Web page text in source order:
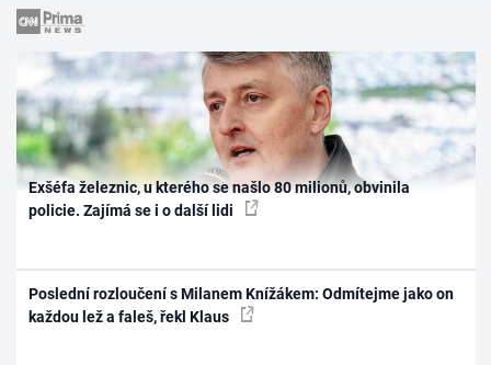
Exšéfa železnic, u kterého se našlo 80 milionů, obvinila
policie. Zajímá se i o další lidi
Poslední rozloučení s Milanem Knížákem: Odmítejme jako on
každou lež a faleš, řekl Klaus